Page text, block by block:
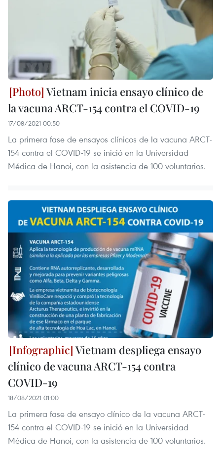
Vietnam inicia ensayo clínico de
la vacuna ARCT-154 contra el COVID-19
17/08/2021 00:50
La primera fase de ensayos clínicos de la vacuna ARCT-
154 contra el COVID-19 se inició en la Universidad
Médica de Hanoi, con la asistencia de 100 voluntarios.
Vietnam despliega ensayo
clínico de vacuna ARCT-154 contra
COVID-19
18/08/2021 01:00
La primera fase de ensayo clínico de la vacuna ARCT-
154 contra el COVID-19 se inició en la Universidad
Médica de Hanoi, con la asistencia de 100 voluntarios.